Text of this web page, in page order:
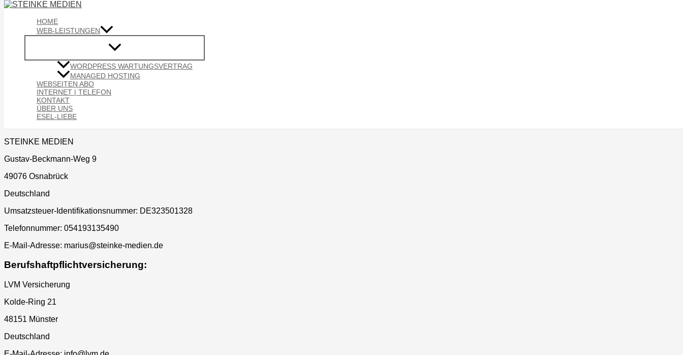
Zum Inhalt springen
HOME
WEB-LEISTUNGEN
WORDPRESS WARTUNGSVERTRAG
MANAGED HOSTING
WEBSEITEN ABO
INTERNET | TELEFON
KONTAKT
ÜBER UNS
ESEL-LIEBE
BE A DONKEY!
YOUR DIGITAL MARKETING
Impressum
Anbieter:
STEINKE MEDIEN
Gustav-Beckmann-Weg 9
49076 Osnabrück
Deutschland
Umsatzsteuer-Identifikationsnummer: DE323501328
Telefonnummer: 054193135490
E-Mail-Adresse: marius@steinke-medien.de
Berufshaftpflichtversicherung:
LVM Versicherung
Kolde-Ring 21
48151 Münster
Deutschland